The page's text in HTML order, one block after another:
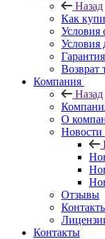
Назад
Как
Условия
Условия
Возврат
Компания
Назад
О
Новости
Отзывы
Контакты